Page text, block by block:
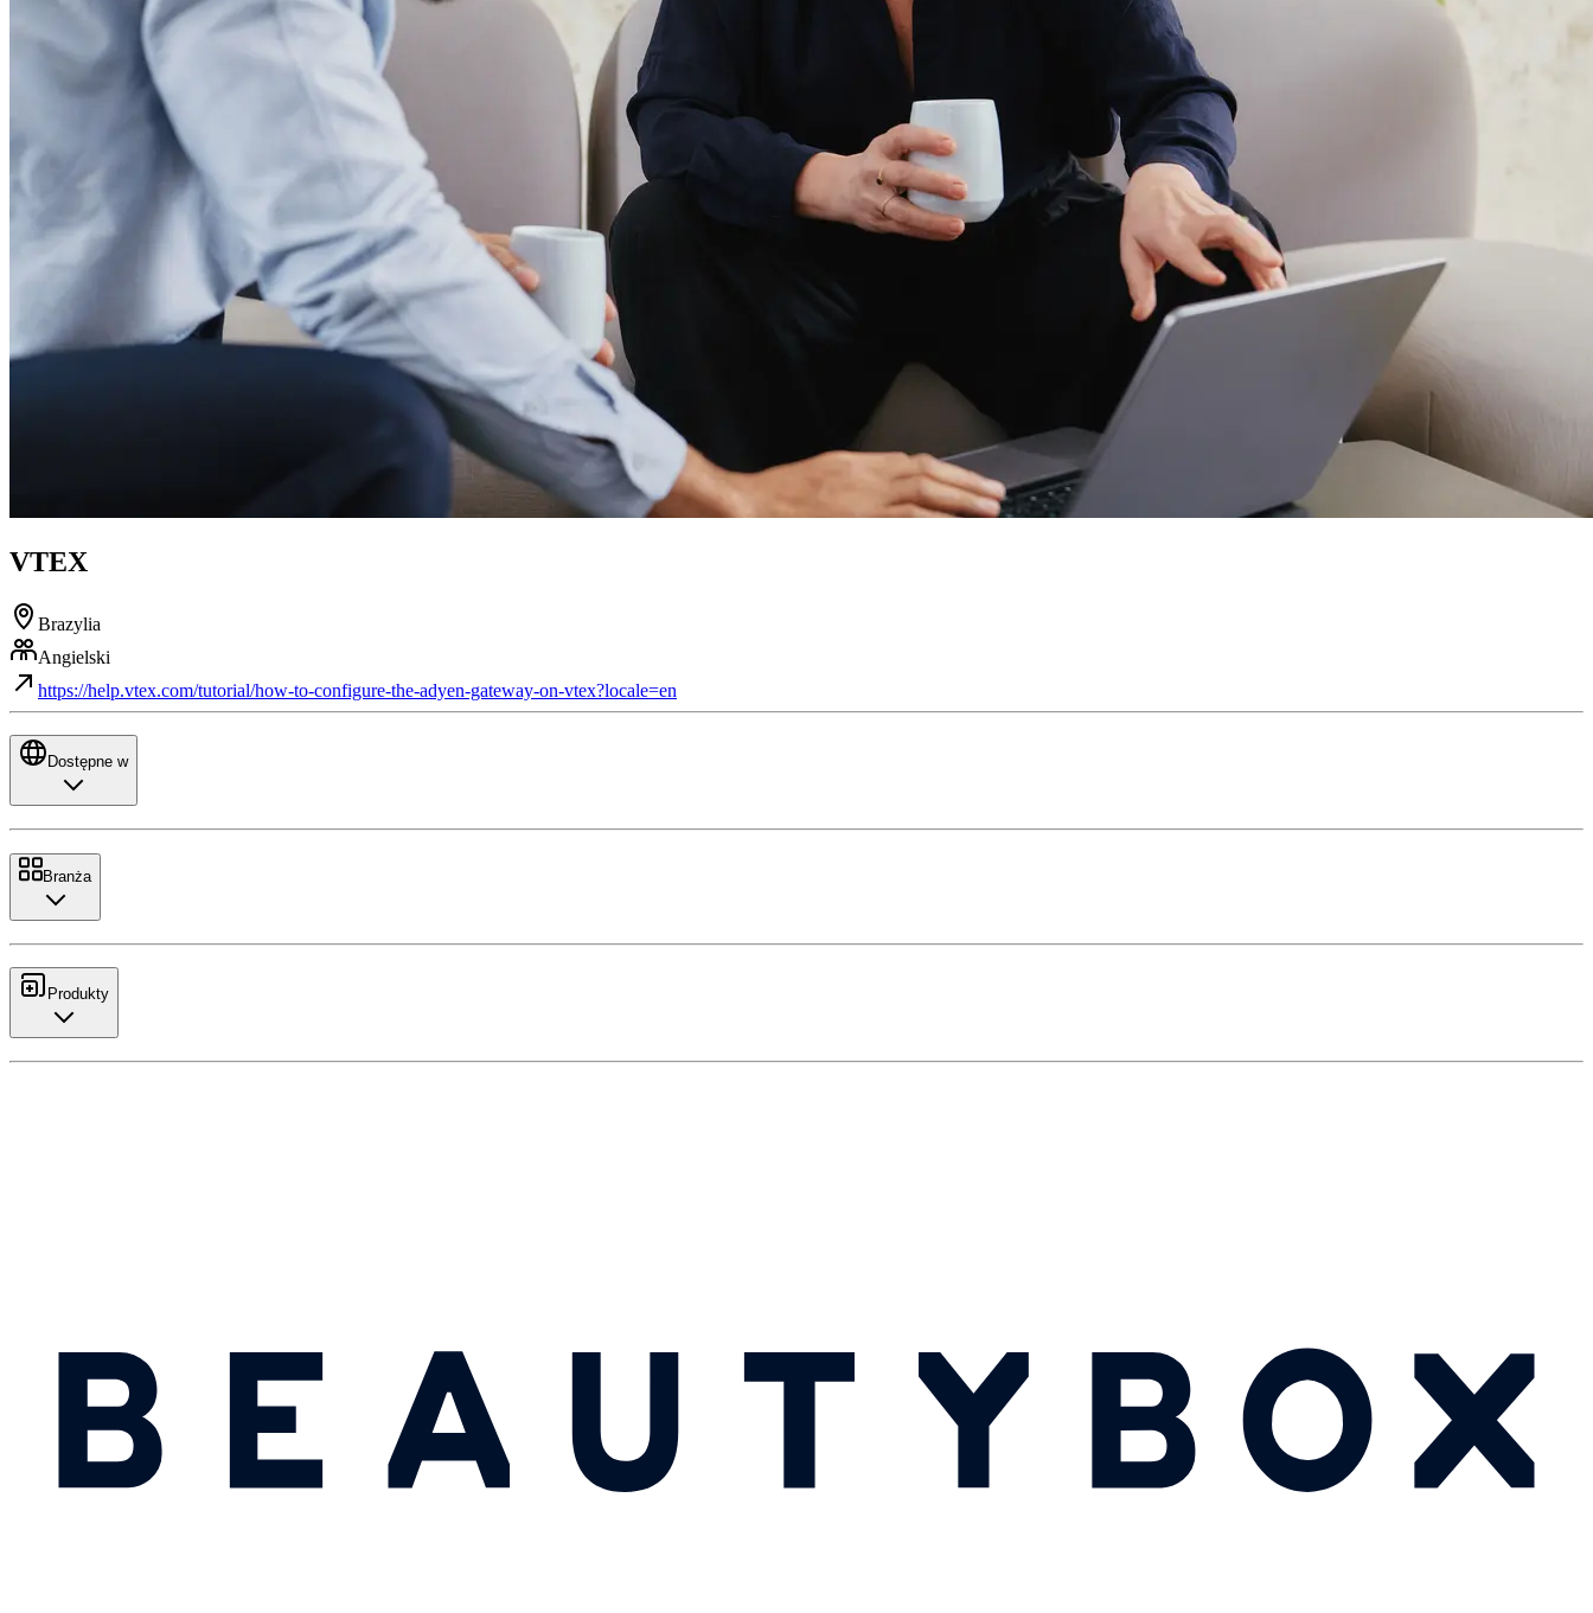
VTEX
Brazylia
Angielski
https://help.vtex.com/tutorial/how-to-configure-the-adyen-gateway-on-vtex?locale=en
Dostępne w
Branża
Produkty